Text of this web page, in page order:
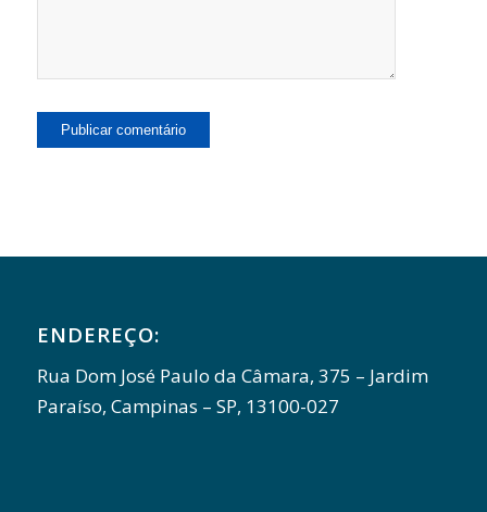
ENDEREÇO:
Rua Dom José Paulo da Câmara, 375 – Jardim
Paraíso, Campinas – SP, 13100-027